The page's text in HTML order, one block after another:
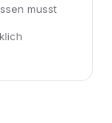
musst